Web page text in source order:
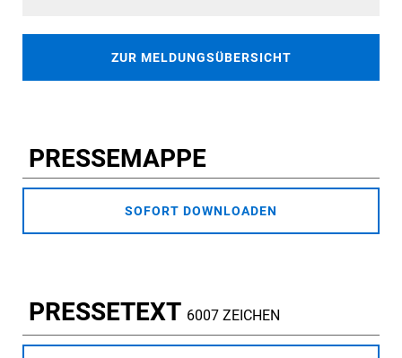
ZUR MELDUNGSÜBERSICHT
PRESSEMAPPE
SOFORT DOWNLOADEN
PRESSETEXT 6007 ZEICHEN